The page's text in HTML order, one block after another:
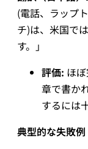
(電話、ラップ
チ)は、米国で
す。」
評価: ほ
章で書か
するには
典型的な失敗